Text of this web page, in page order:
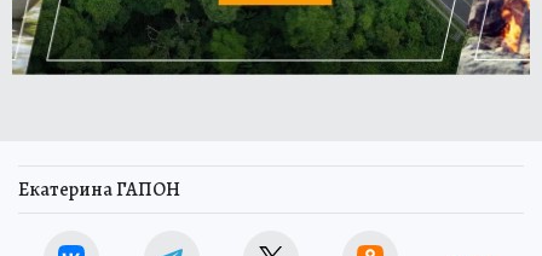
Екатерина ГАПОН